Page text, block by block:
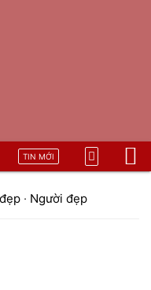
TIN MỚI
· Người đẹp